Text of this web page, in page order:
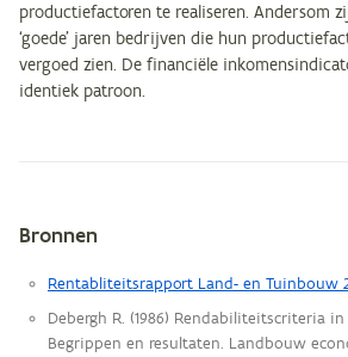
productiefactoren te realiseren. Andersom
‘goede’ jaren bedrijven die hun
vergoed zien. De financiële
identiek patroon.
Metagegevens
Bronnen
Rentabliteitsrapport Land- en Tuinbouw
Debergh R. (1986) Rendabiliteitscriteria
Begrippen en resultaten. Landbouw